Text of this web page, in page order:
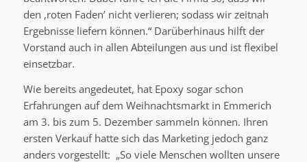
den ,roten Faden’ nicht verlieren; sodass wir zeitnah
Ergebnisse liefern können.“ Darüberhinaus hilft der
Vorstand auch in allen Abteilungen aus und ist flexibel
einsetzbar.
Wie bereits angedeutet, hat Epoxy sogar schon
Erfahrungen auf dem Weihnachtsmarkt in Emmerich
am 3. bis zum 5. Dezember sammeln können. Ihren
ersten Verkauf hatte sich das Marketing jedoch ganz
anders vorgestellt: „So viele Menschen wollten unsere